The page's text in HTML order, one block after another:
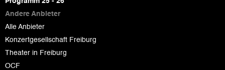
Andere Anbieter
Alle Anbieter
Konzertgesellschaft Freiburg
Theater in Freiburg
OCF